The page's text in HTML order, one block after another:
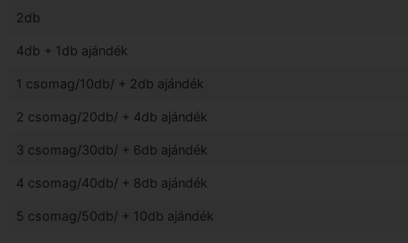
2db
4db + 1db ajándék
1 csomag/10db/ + 2db ajándék
2 csomag/20db/ + 4db ajándék
3 csomag/30db/ + 6db ajándék
4 csomag/40db/ + 8db ajándék
5 csomag/50db/ + 10db ajándék